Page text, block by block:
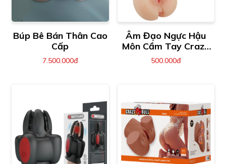
Búp Bê Bán Thân Cao
Cấp
7.500.000đ
Âm Đạo Ngực Hậu
Môn Cầm Tay Crazy
Bull Hannah
500.000đ